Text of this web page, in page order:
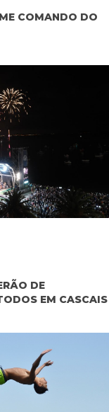
COMANDO DO
DE
EM CASCAIS